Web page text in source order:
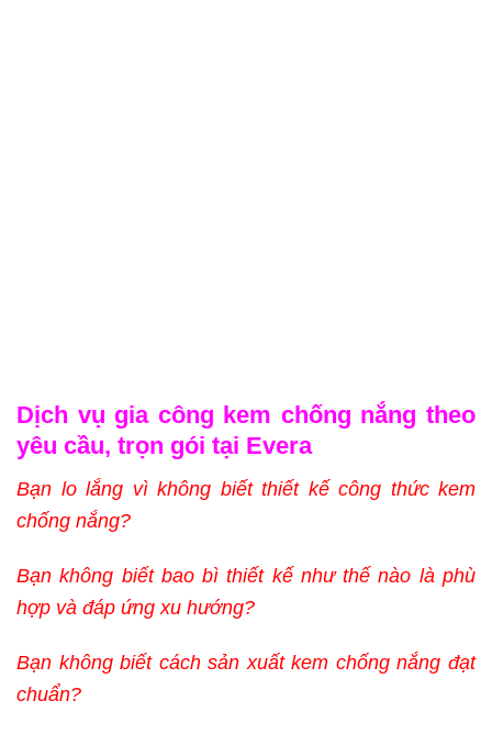
Dịch vụ gia công kem chống nắng theo
yêu cầu, trọn gói tại Evera
Bạn lo lắng vì không biết thiết kế công thức kem
chống nắng?
Bạn không biết bao bì thiết kế như thế nào là phù
hợp và đáp ứng xu hướng?
Bạn không biết cách sản xuất kem chống nắng đạt
chuẩn?